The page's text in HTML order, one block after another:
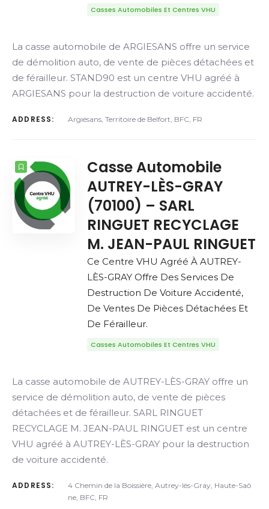
Casses Automobiles Et Centres VHU
La casse automobile de ARGIESANS offre un service
de démolition auto, de vente de pièces détachées et
de férailleur. STAND90 est un centre VHU agréé à
ARGIESANS pour la destruction de voiture accidenté.
ADDRESS: Argiésans, Territoire de Belfort, BFC, FR
Casse Automobile
AUTREY-LÈS-GRAY
(70100) – SARL
RINGUET RECYCLAGE
M. JEAN-PAUL RINGUET
Ce Centre VHU Agréé À AUTREY-
LÈS-GRAY Offre Des Services De
Destruction De Voiture Accidenté,
De Ventes De Pièces Détachées Et
De Férailleur.
Casses Automobiles Et Centres VHU
La casse automobile de AUTREY-LÈS-GRAY offre un
service de démolition auto, de vente de pièces
détachées et de férailleur. SARL RINGUET
RECYCLAGE M. JEAN-PAUL RINGUET est un centre
VHU agréé à AUTREY-LÈS-GRAY pour la destruction
de voiture accidenté.
ADDRESS:
4 Chemin de la Boissière, Autrey-lès-Gray, Haute-Saô
ne, BFC, FR